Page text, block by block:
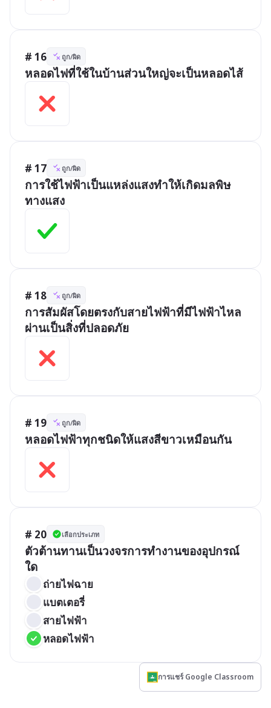
# 16 ถูก/ผิด
หลอดไฟที่ใช้ในบ้านส่วนใหญ่จะเป็นหลอดไส้
# 17 ถูก/ผิด
การใช้ไฟฟ้าเป็นแหล่งแสงทำให้เกิดมลพิษ
ทางแสง
# 18 ถูก/ผิด
การสัมผัสโดยตรงกับสายไฟฟ้าที่มีไฟฟ้าไหล
ผ่านเป็นสิ่งที่ปลอดภัย
# 19 ถูก/ผิด
หลอดไฟฟ้าทุกชนิดให้แสงสีขาวเหมือนกัน
# 20 เลือกประเภท
ตัวต้านทานเป็นวงจรการทำงานของอุปกรณ์
ใด
ถ่ายไฟฉาย
แบตเตอรี่
สายไฟฟ้า
หลอดไฟฟ้า
การแชร์ Google Classroom